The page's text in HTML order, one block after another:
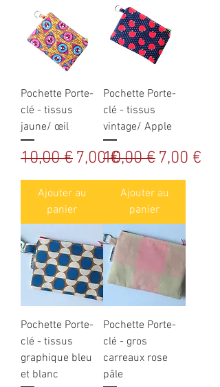
Pochette Porte-
clé - tissus
jaune/ œil
Prix original
10,00 € Prix promotionnel
7,00 €
Ajouter au
panier
Pochette Porte-
clé - tissus
vintage/ Apple
Prix original
10,00 € Prix
7,00 €
Ajouter au
panier
Pochette Porte-
clé - tissus
graphique bleu
et blanc
Pochette Porte-
clé - gros
carreaux rose
pâle